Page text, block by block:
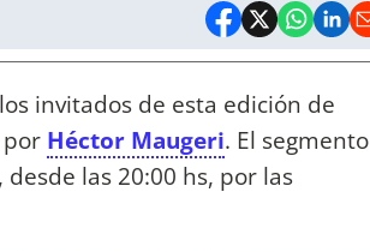
invitados de esta edición de
Héctor Maugeri. El segmento
las 20:00 hs, por las